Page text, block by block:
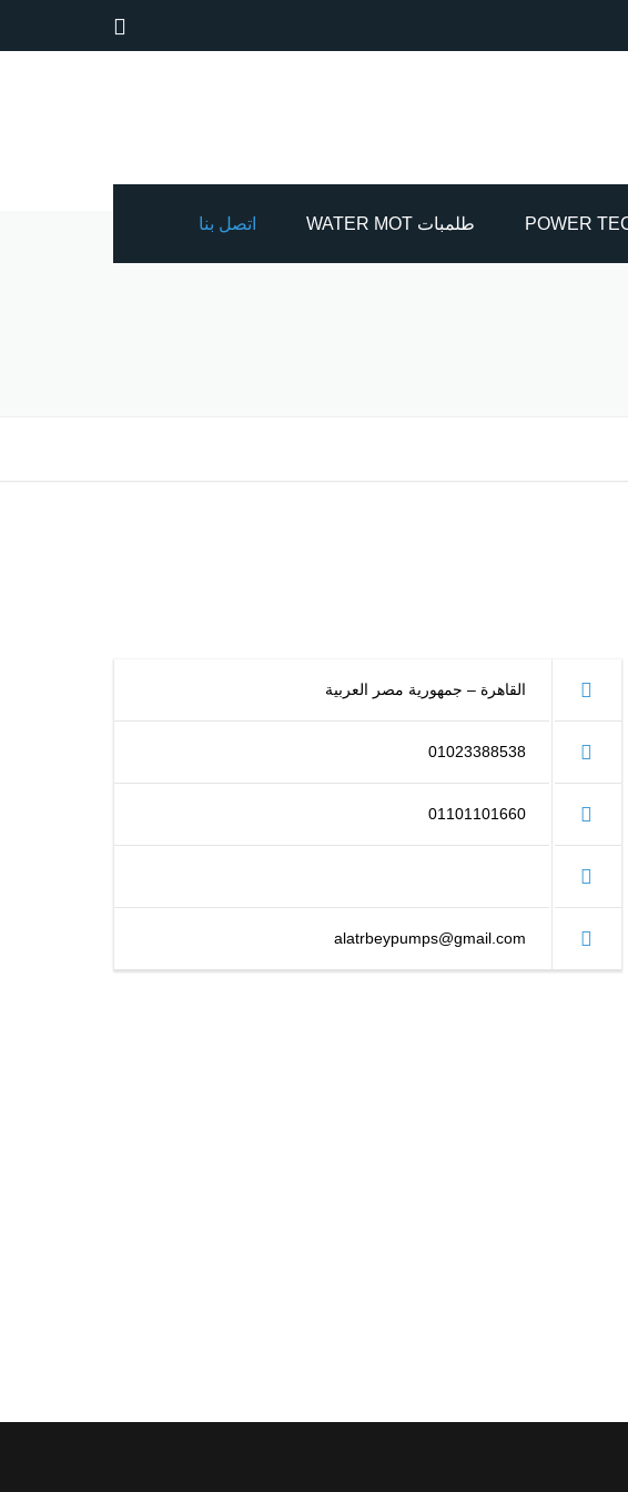
طلمبات WATER MOT اتصل بنا
القاهرة – جمهورية مصر العربية
01023388538
01101101660
alatrbeypumps@gmail.com